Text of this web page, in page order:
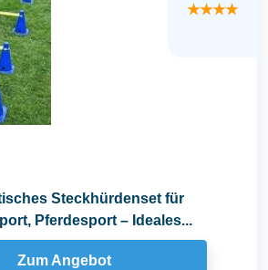
★★★★
Steckhürdenset für
Pferdesport – Ideales...
Zum Angebot